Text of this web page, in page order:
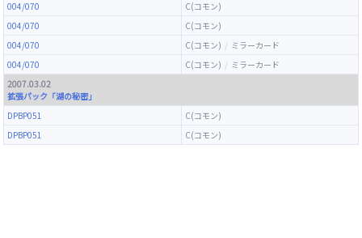
004/070
C(コモン)
004/070
C(コモン)
004/070
C(コモン)
ミラーカード
004/070
C(コモン)
ミラーカード
2007.03.02
拡張パック「湖の秘密」
DPBP051
C(コモン)
DPBP051
C(コモン)